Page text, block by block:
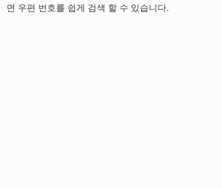
면 우편 번호를 쉽게 검색 할 수 있습니다.